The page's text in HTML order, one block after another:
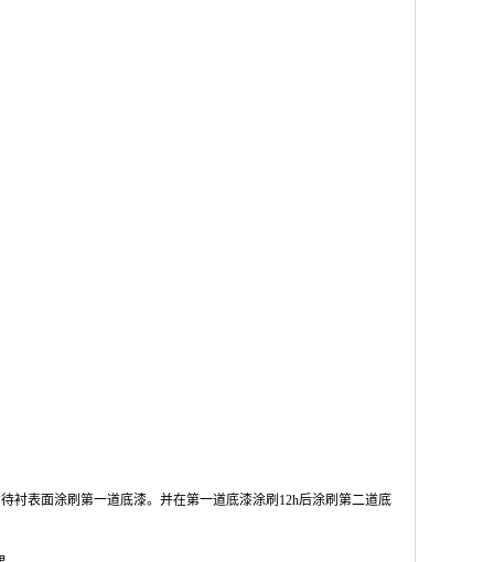
衬表面涂刷第一道底漆。并在第一道底漆涂刷12h后涂刷第二道底